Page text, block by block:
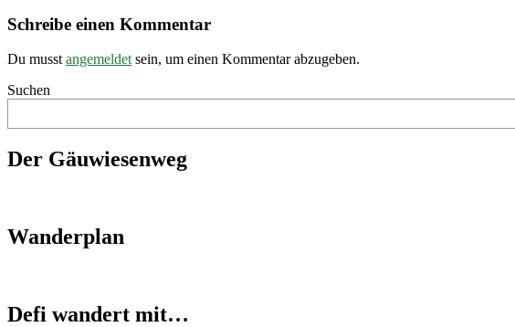
Schreibe einen Kommentar
Du musst angemeldet sein, um einen Kommentar abzugeben.
Suchen
Der Gäuwiesenweg
Wanderplan
Defi wandert mit…